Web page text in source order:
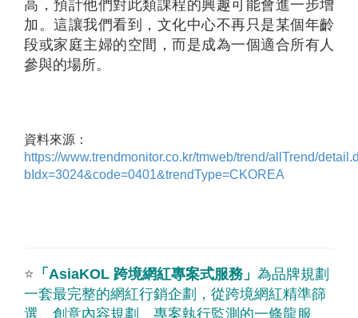
高，預計他們對此類課程的興趣可能會進一步增
加。這讓我們看到，文化中心不再只是某個年齡
段或家庭主婦的空間，而是成為一個適合所有人
參與的場所。
資料來源：
https://www.trendmonitor.co.kr/tmweb/trend/allTrend/
bIdx=3024&code=0401&trendType=CKOREA
⭐ 「 AsiaKOL 跨境網紅專案式服務」 為品牌規劃
一套最完整的網紅行銷企劃，從跨境網紅精準篩
選、創意內容規劃、專案執行監測的一條龍服